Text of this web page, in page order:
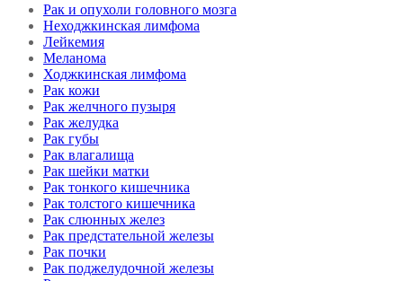
Рак и опухоли головного мозга
Неходжкинская лимфома
Лейкемия
Меланома
Ходжкинская лимфома
Рак кожи
Рак желчного пузыря
Рак желудка
Рак губы
Рак влагалища
Рак шейки матки
Рак тонкого кишечника
Рак толстого кишечника
Рак слюнных желез
Рак предстательной железы
Рак почки
Рак поджелудочной железы